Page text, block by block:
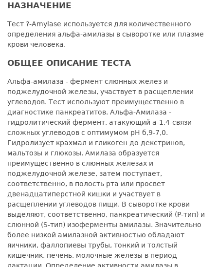
НАЗНАЧЕНИЕ
Тест ?-Amylase используется для количественного
определения альфа-амилазы в сыворотке или плазме
крови человека.
ОБЩЕЕ ОПИСАНИЕ ТЕСТА
Альфа-амилаза - фермент слюнных желез и
поджелудочной железы, участвует в расщеплении
углеводов. Тест используют преимущественно в
диагностике панкреатитов. Альфа-Амилаза -
гидролитический фермент, атакующий а-1,4-связи
сложных углеводов с оптимумом pH б,9-7,0.
Гидролизует крахмал и гликоген до декстринов,
мальтозы и глюкозы. Амилаза образуется
преимущественно в слюнных железах и
поджелудочной железе, затем поступает,
соответственно, в полость рта или просвет
двенадцатиперстной кишки и участвует в
расщеплении углеводов пищи. В сыворотке крови
выделяют, соответственно, панкреатический (P-тип) и
слюнной (S-тип) изоферменты амилазы. Значительно
более низкой амилазной активностью обладают
яичники, фаллопиевы трубы, тонкий и толстый
кишечник, печень, молочные железы в период
лактации. Определение активности амилазы в